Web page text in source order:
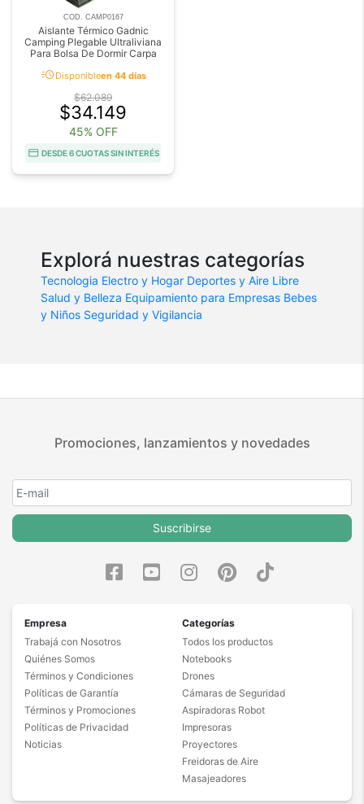
COD. CAMP0167
Aislante Térmico Gadnic
Camping Plegable Ultraliviana
Para Bolsa De Dormir Carpa
acuteDisponibleen 44 días
$62.089
$34.149
45% OFF
DESDE 6 CUOTAS SIN INTERÉS
Explorá nuestras categorías
Tecnologia Electro y Hogar Deportes y Aire Libre
Salud y Belleza Equipamiento para Empresas Bebes
y Niños Seguridad y Vigilancia
Promociones, lanzamientos y novedades
Suscribirse
Empresa
Trabajá con Nosotros
Quiénes Somos
Términos y Condiciones
Políticas de Garantía
Términos y Promociones
Políticas de Privacidad
Noticias
Categorías
Todos los productos
Notebooks
Drones
Cámaras de Seguridad
Aspiradoras Robot
Impresoras
Proyectores
Freidoras de Aire
Masajeadores